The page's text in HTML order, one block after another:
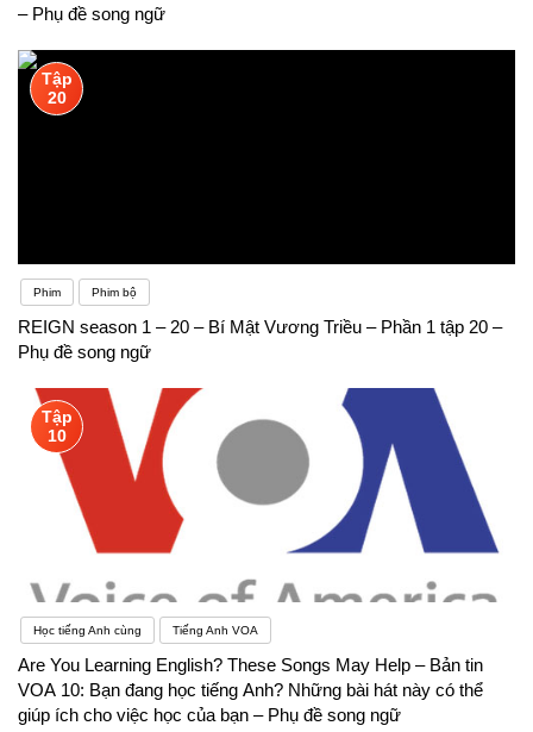
– Phụ đề song ngữ
Tập
20
Phim Phim bộ
REIGN season 1 – 20 – Bí Mật Vương Triều – Phần 1 tập 20 –
Phụ đề song ngữ
Tập
10
Học tiếng Anh cùng Tiếng Anh VOA
Are You Learning English? These Songs May Help – Bản tin
VOA 10: Bạn đang học tiếng Anh? Những bài hát này có thể
giúp ích cho việc học của bạn – Phụ đề song ngữ